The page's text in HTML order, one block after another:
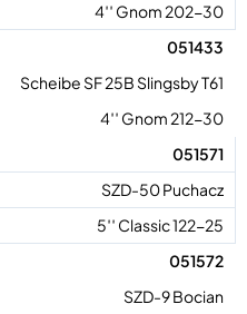
4′′ Gnom 202-30
051433
Scheibe SF 25B Slingsby T61
4′′ Gnom 212-30
051571
SZD-50 Puchacz
5′′ Classic 122-25
051572
SZD-9 Bocian